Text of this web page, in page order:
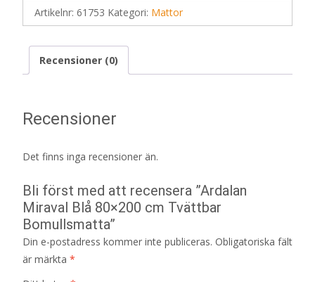
Artikelnr: 61753 Kategori: Mattor
Recensioner (0)
Recensioner
Det finns inga recensioner än.
Bli först med att recensera ”Ardalan
Miraval Blå 80×200 cm Tvättbar
Bomullsmatta”
Din e-postadress kommer inte publiceras. Obligatoriska fält
är märkta *